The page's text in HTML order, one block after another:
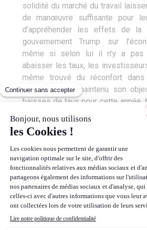
solidité du marché du travail
de manœuvre suffisante pour
d’appréhender les effets de la
gouvernement Trump sur
même si selon lui il n’y a pas
abaisser les taux, les
même trouvé du réconfort
l’institution ait maintenu son
baisses de taux pour cette année,
divergences de stratégies
les membres du FOMC.
Le facteur
central
Vous l’aurez ainsi
géopolitique et politique joue
prépondérant sur l’économie, que
l’activité, la perception des